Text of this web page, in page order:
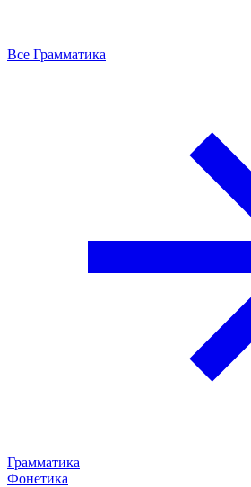
Все Грамматика
Грамматика
Фонетика